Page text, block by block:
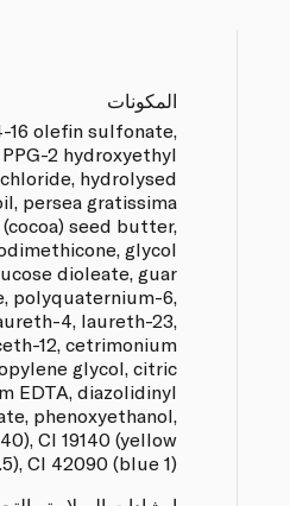
المكونات
16 olefin sulfonate,
2 hydroxyethyl
hydrolysed
persea gratissima
seed butter,
glycol
dioleate, guar
polyquaternium-6,
4, laureth-23,
12, cetrimonium
glycol, citric
EDTA, diazolidinyl
phenoxyethanol,
CI 19140 (yellow
5), CI 42090 (blue 1).